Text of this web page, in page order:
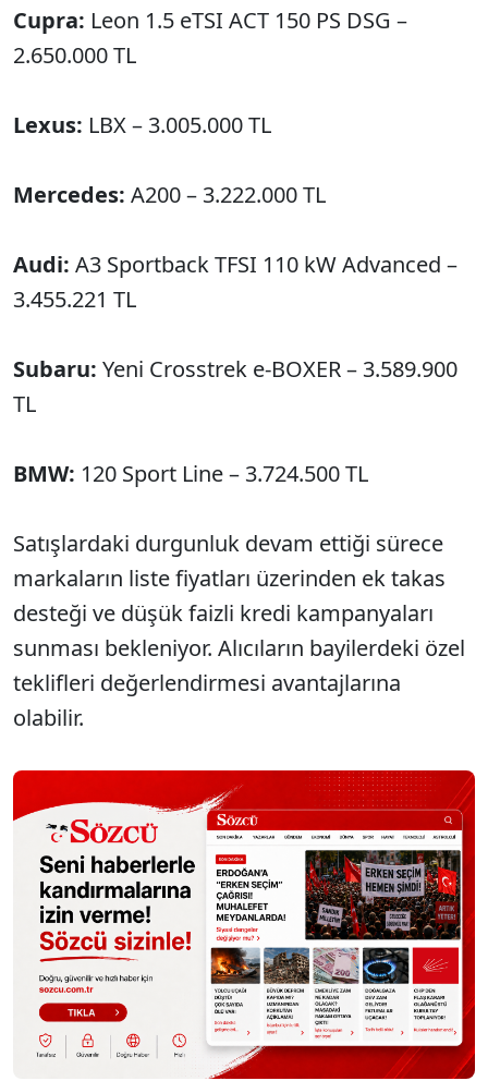
Cupra: Leon 1.5 eTSI ACT 150 PS DSG –
2.650.000 TL
Lexus: LBX – 3.005.000 TL
Mercedes: A200 – 3.222.000 TL
Audi: A3 Sportback TFSI 110 kW Advanced –
3.455.221 TL
Subaru: Yeni Crosstrek e-BOXER – 3.589.900
TL
BMW: 120 Sport Line – 3.724.500 TL
Satışlardaki durgunluk devam ettiği sürece
markaların liste fiyatları üzerinden ek takas
desteği ve düşük faizli kredi kampanyaları
sunması bekleniyor. Alıcıların bayilerdeki özel
teklifleri değerlendirmesi avantajlarına
olabilir.